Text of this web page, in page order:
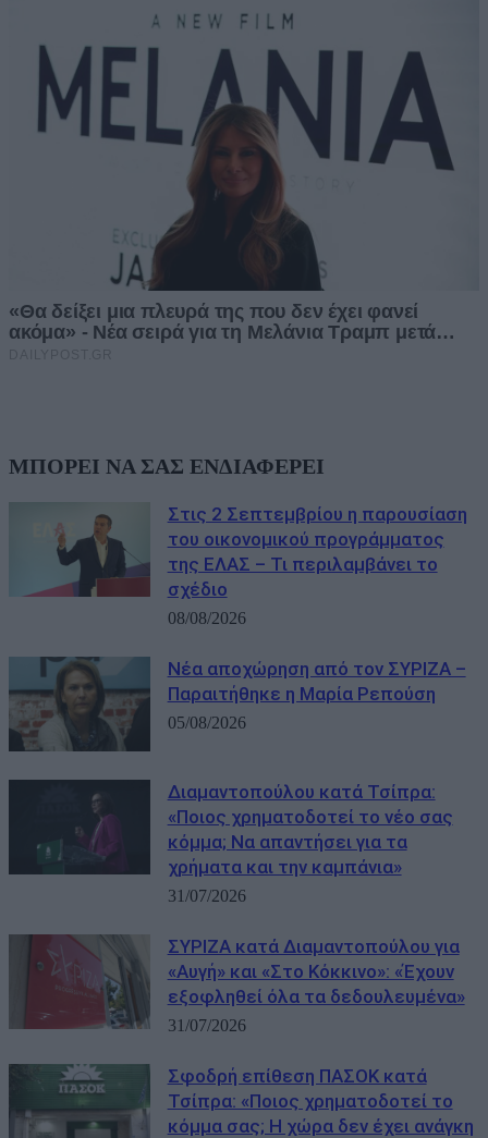
ΜΠΟΡΕΙ ΝΑ ΣΑΣ ΕΝΔΙΑΦΕΡΕΙ
Στις 2 Σεπτεμβρίου η παρουσίαση
του οικονομικού προγράμματος
της ΕΛΑΣ – Τι περιλαμβάνει το
σχέδιο
08/08/2026
Νέα αποχώρηση από τον ΣΥΡΙΖΑ –
Παραιτήθηκε η Μαρία Ρεπούση
05/08/2026
Διαμαντοπούλου κατά Τσίπρα:
«Ποιος χρηματοδοτεί το νέο σας
κόμμα; Να απαντήσει για τα
χρήματα και την καμπάνια»
31/07/2026
ΣΥΡΙΖΑ κατά Διαμαντοπούλου για
«Αυγή» και «Στο Κόκκινο»: «Έχουν
εξοφληθεί όλα τα δεδουλευμένα»
31/07/2026
Σφοδρή επίθεση ΠΑΣΟΚ κατά
Τσίπρα: «Ποιος χρηματοδοτεί το
κόμμα σας; Η χώρα δεν έχει ανάγκη